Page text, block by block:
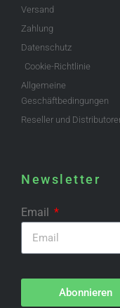
Versand
Zahlung
Datenschutz
Cookie-Richtlinie
Allgemeine
Geschäftbedingungen
Reseller und
Newsletter
Email
Abonnieren